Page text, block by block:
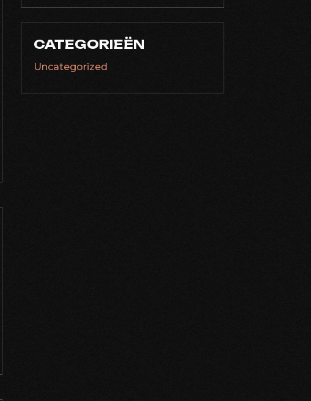
CATEGORIEËN
Uncategorized